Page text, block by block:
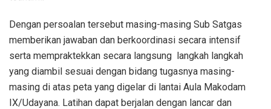
Dengan persoalan tersebut masing-masing Sub Satgas
memberikan jawaban dan berkoordinasi secara intensif
serta mempraktekkan secara langsung langkah langkah
yang diambil sesuai dengan bidang tugasnya masing-
masing di atas peta yang digelar di lantai Aula Makodam
IX/Udayana. Latihan dapat berjalan dengan lancar dan